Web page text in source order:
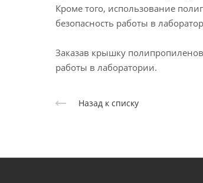
Кроме того, использование
безопасность работы в
Заказав крышку
работы в лаборатории.
Назад к списку